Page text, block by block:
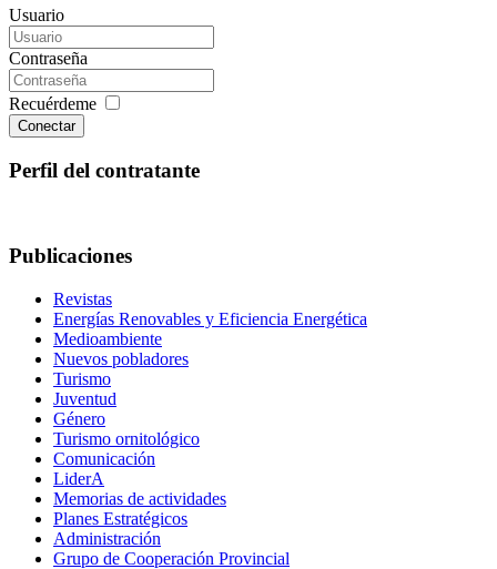
Usuario
Contraseña
Recuérdeme
Conectar
Perfil del contratante
Publicaciones
Revistas
Energías Renovables y Eficiencia Energética
Medioambiente
Nuevos pobladores
Turismo
Juventud
Género
Turismo ornitológico
Comunicación
LiderA
Memorias de actividades
Planes Estratégicos
Administración
Grupo de Cooperación Provincial